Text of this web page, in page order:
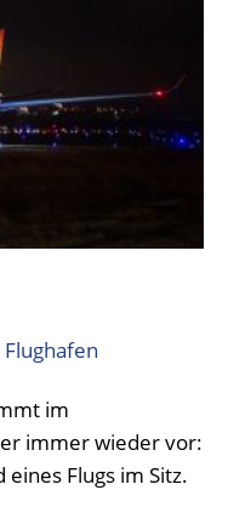
im
immer wieder vor:
Flugs im Sitz.